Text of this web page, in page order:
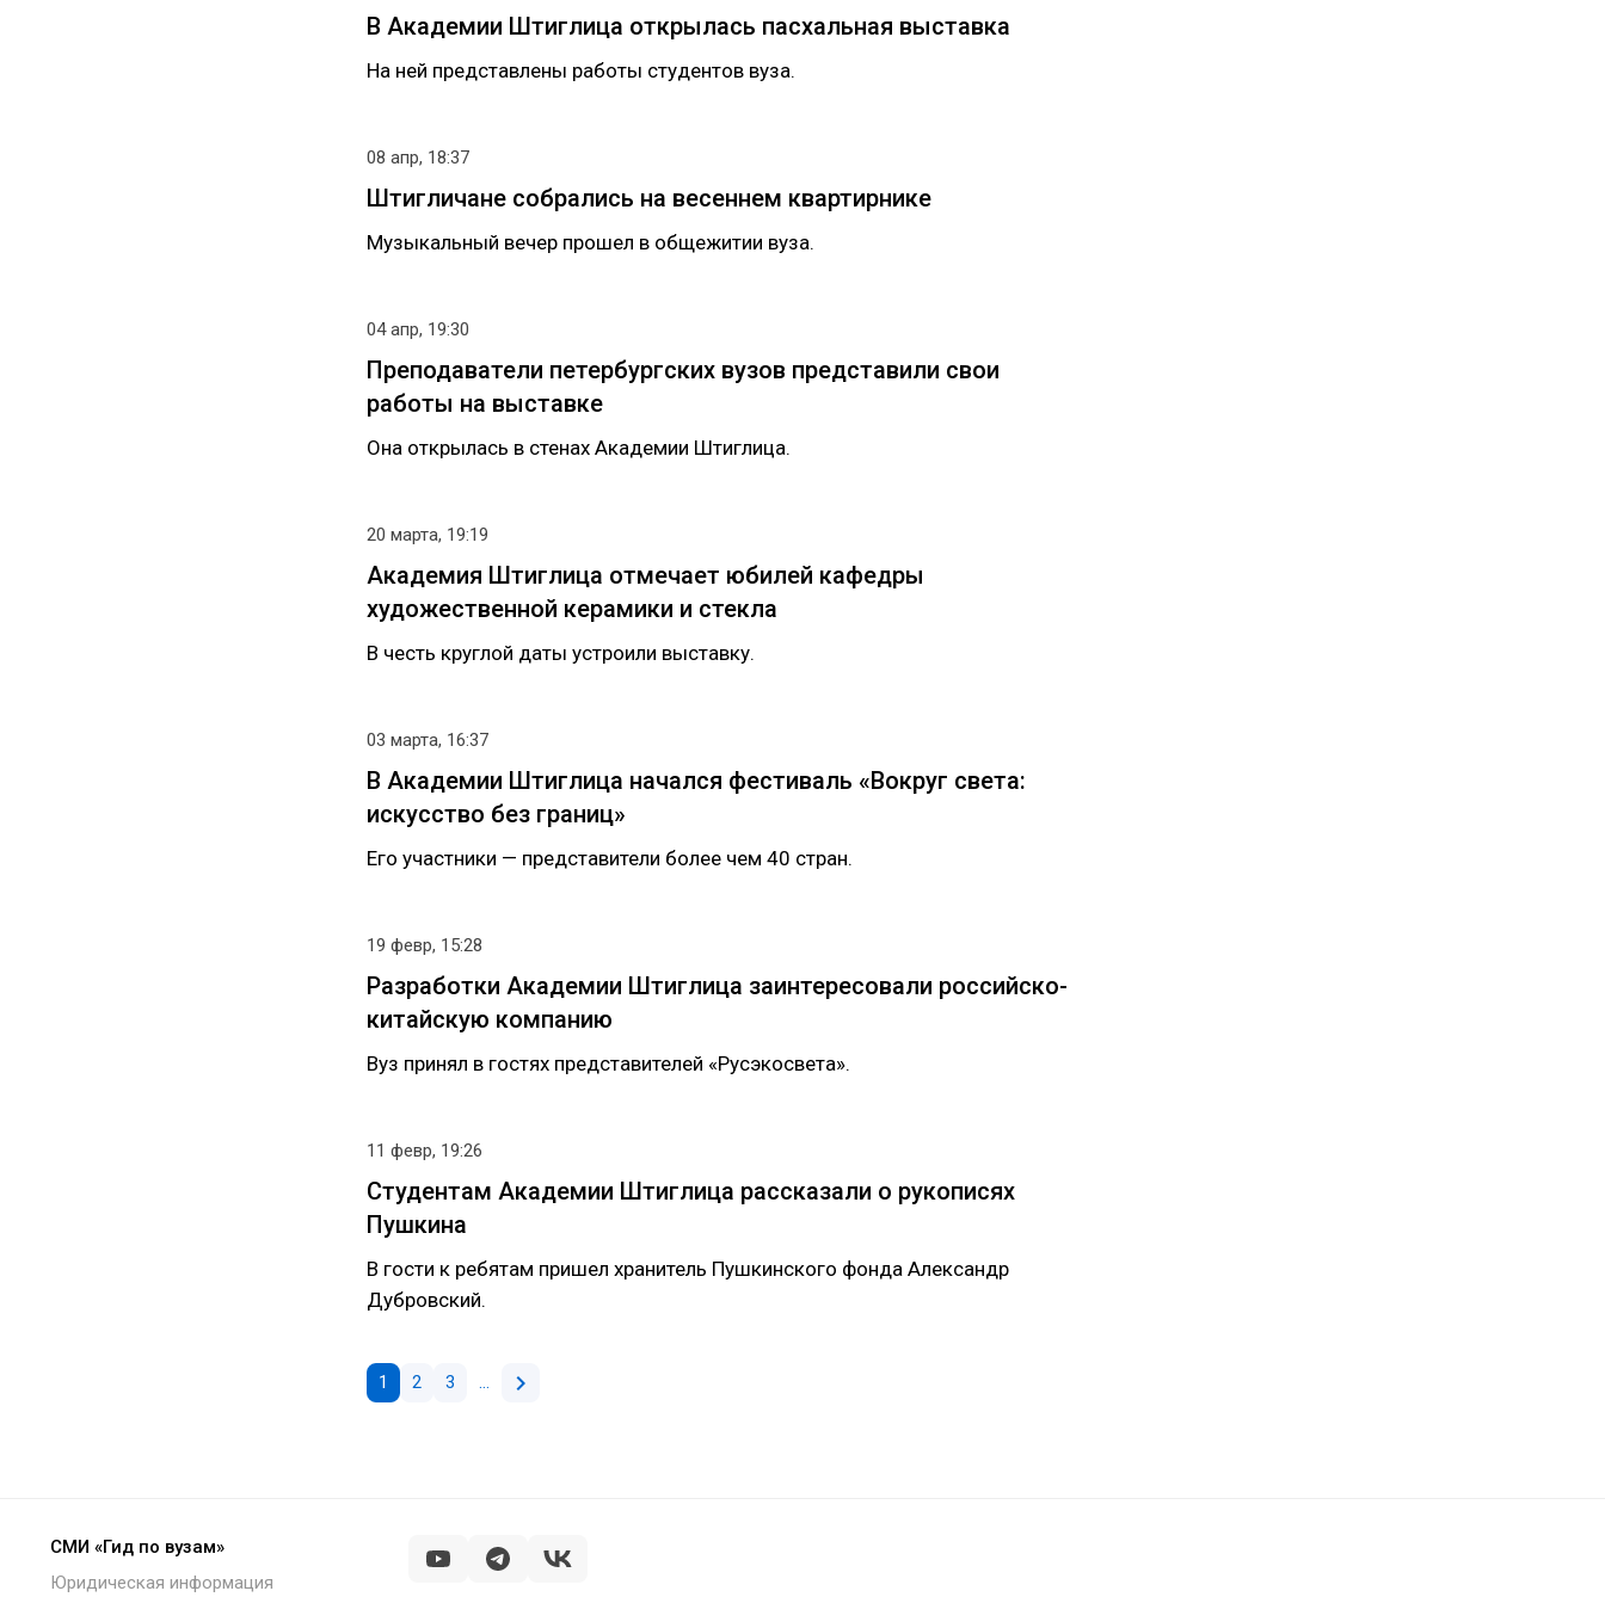
В Академии Штиглица открылась пасхальная выставка
На ней представлены работы студентов вуза.
08 апр, 18:37
Штигличане собрались на весеннем квартирнике
Музыкальный вечер прошел в общежитии вуза.
04 апр, 19:30
Преподаватели петербургских вузов представили свои
работы на выставке
Она открылась в стенах Академии Штиглица.
20 марта, 19:19
Академия Штиглица отмечает юбилей кафедры
художественной керамики и стекла
В честь круглой даты устроили выставку.
03 марта, 16:37
В Академии Штиглица начался фестиваль «Вокруг света:
искусство без границ»
Его участники — представители более чем 40 стран.
19 февр, 15:28
Разработки Академии Штиглица заинтересовали российско-
китайскую компанию
Вуз принял в гостях представителей «Русэкосвета».
11 февр, 19:26
Студентам Академии Штиглица рассказали о рукописях
Пушкина
В гости к ребятам пришел хранитель Пушкинского фонда Александр
Дубровский.
1 2 3 … chevron_right
СМИ «Гид по вузам»
Юридическая информация